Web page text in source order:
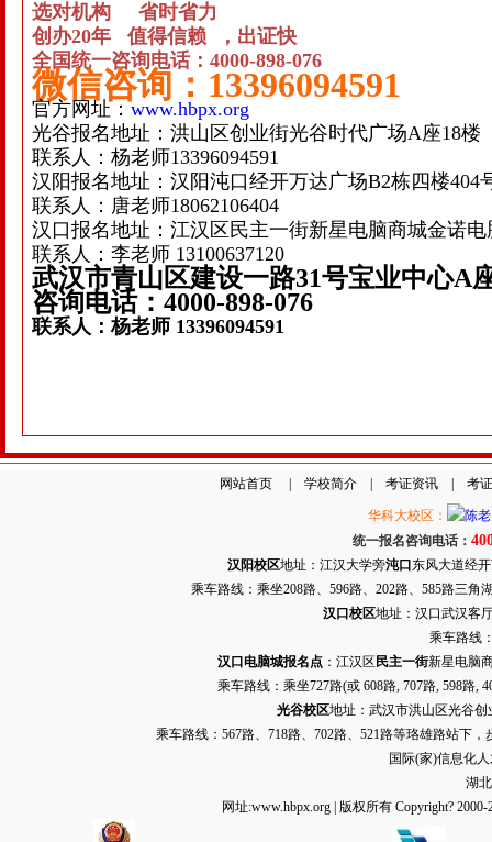
选对机构 省时省力
创办20年 值得信赖 ，出证快
全国统一咨询电话：4000-898-076
微信咨询：13396094591
官方网址：www.hbpx.org
光谷报名地址：洪山区创业街光谷时代广场A座18楼
联系人：杨老师13396094591
汉阳报名地址：汉阳沌口经开万达广场B2栋四楼404
联系人：唐老师18062106404
汉口报名地址：江汉区民主一街新星电脑商城金诺电
联系人：李老师 13100637120
武汉市青山区建设一路31号宝业中心A
咨询电话： 4000-898-076
联系人：杨老师 13396094591
网站首页| 学校简介| 考证资讯| 考
华科大校区：
统一报名咨询电话：
汉阳校区地址：江汉大学旁沌口 东风大道经
乘车路线：乘坐208路、596路、202路、585路三
汉口校区地址：汉口武汉客
乘车路线
汉口电脑城报名点：江汉区 民主一街新星电脑
乘车路线：乘坐727路(或 608路, 707路, 598路,
光谷校区地址：武汉市洪山区光谷创
乘车路线：567路、718路、702路、521路等珞雄路站下
国际(家)信息化
湖
网址:www.hbpx.org | 版权所有 Copyright?